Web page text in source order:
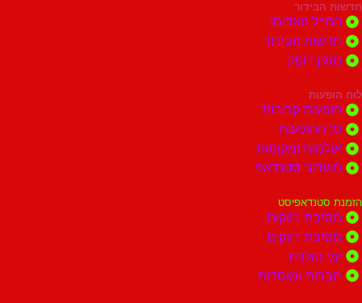
האדום!
הבידור
דופק
קרובות
ומקומות
סטנדאפ
רווקות
רווקים
ומוסדות